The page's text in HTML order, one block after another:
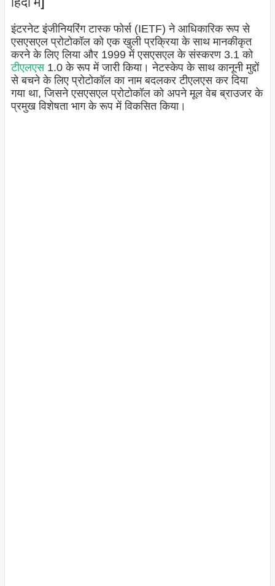
इंटरनेट इंजीनियरिंग टास्क फोर्स (IETF) ने आधिकारिक रूप से
एसएसएल प्रोटोकॉल को एक खुली प्रक्रिया के साथ मानकीकृत
करने के लिए लिया और 1999 में एसएसएल के संस्करण 3.1 को
टीएलएस1.0 के रूप में जारी किया। नेटस्केप के साथ कानूनी मुद्दों
से बचने के लिए प्रोटोकॉल का नाम बदलकर टीएलएस कर दिया
गया था, जिसने एसएसएल प्रोटोकॉल को अपने मूल वेब ब्राउजर के
प्रमुख विशेषता भाग के रूप में विकसित किया।